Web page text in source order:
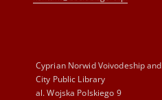
Cyprian Norwid Voivodeship and
City Public Library
al. Wojska Polskiego 9